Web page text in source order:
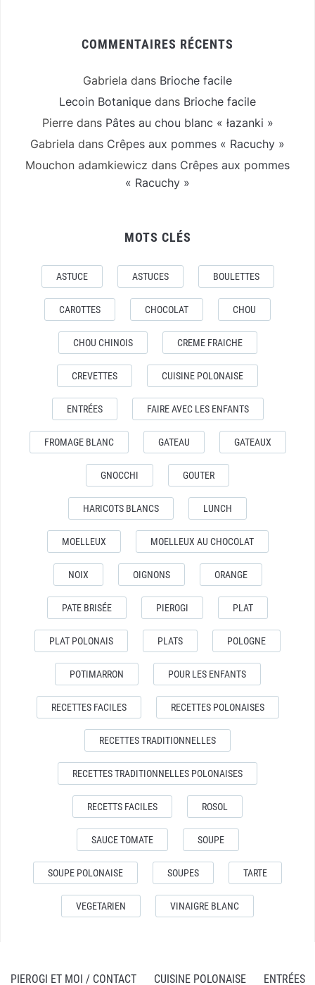
COMMENTAIRES RÉCENTS
Gabriela dans Brioche facile
Lecoin Botanique dans Brioche facile
Pierredans Pâtes au chou blanc « łazanki »
Gabriela dans Crêpes aux pommes « Racuchy »
Mouchon adamkiewicz dans Crêpes aux pommes
« Racuchy »
MOTS CLÉS
ASTUCE ASTUCES BOULETTES
CAROTTES CHOCOLAT CHOU
CHOU CHINOIS CREME FRAICHE
CREVETTES CUISINE POLONAISE
ENTRÉES FAIRE AVEC LES ENFANTS
FROMAGE BLANC GATEAU GATEAUX
GNOCCHI GOUTER
HARICOTS BLANCS LUNCH
MOELLEUX MOELLEUX AU CHOCOLAT
NOIX OIGNONS ORANGE
PATE BRISÉE PIEROGI PLAT
PLAT POLONAIS PLATS POLOGNE
POTIMARRON POUR LES ENFANTS
RECETTES FACILES RECETTES POLONAISES
RECETTES TRADITIONNELLES
RECETTES TRADITIONNELLES POLONAISES
RECETTS FACILES ROSOL
SAUCE TOMATE SOUPE
SOUPE POLONAISE SOUPES TARTE
VEGETARIEN VINAIGRE BLANC
PIEROGI ET MOI / CONTACT CUISINE POLONAISE ENTRÉES